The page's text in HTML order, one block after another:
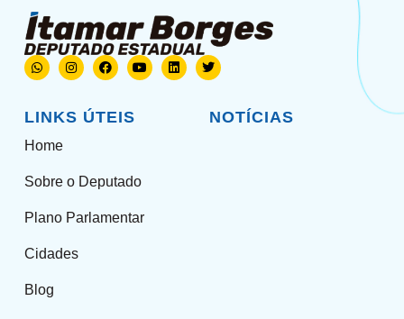
LINKS ÚTEIS
Home
Sobre o Deputado
Plano Parlamentar
Cidades
Blog
NOTÍCIAS